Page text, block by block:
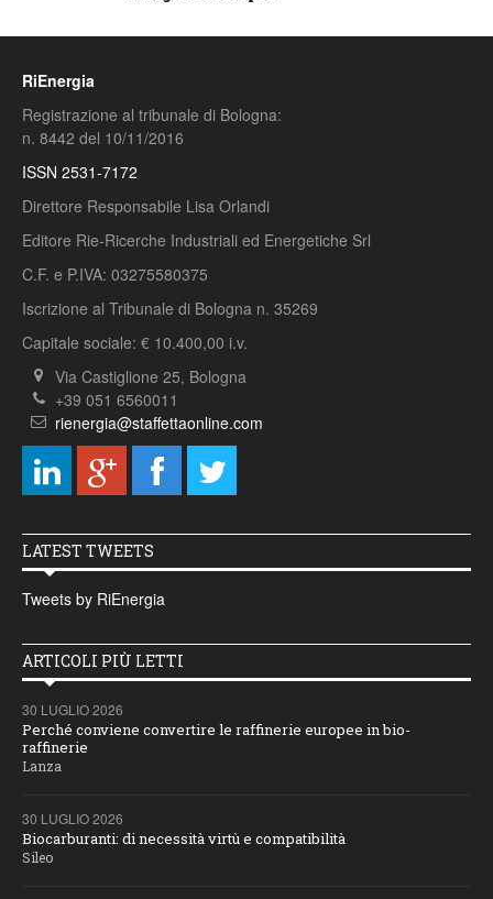
RiEnergia
Registrazione al tribunale di Bologna:
n. 8442 del 10/11/2016
ISSN 2531-7172
Direttore Responsabile Lisa Orlandi
Editore Rie-Ricerche Industriali ed Energetiche Srl
C.F. e P.IVA: 03275580375
Iscrizione al Tribunale di Bologna n. 35269
Capitale sociale: € 10.400,00 i.v.
Via Castiglione 25, Bologna
+39 051 6560011
rienergia@staffettaonline.com
LATEST TWEETS
Tweets by RiEnergia
ARTICOLI PIÙ LETTI
30 LUGLIO 2026
Perché conviene convertire le raffinerie europee in bio-
raffinerie
Lanza
30 LUGLIO 2026
Biocarburanti: di necessità virtù e compatibilità
Sileo